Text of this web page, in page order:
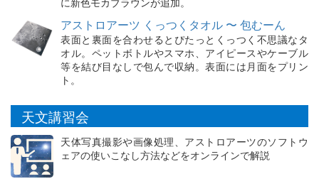
アストロアーツ くっつくタオル 〜 包むーん
表面と裏面を合わせるとぴたっとくっつく不思議なタ
オル。ペットボトルやスマホ、アイピースやケーブル
等を結び目なしで包んで収納。表面には月面をプリン
ト。
天文講習会
天体写真撮影や画像処理、アストロアーツのソフトウ
ェアの使いこなし方法などをオンラインで解説